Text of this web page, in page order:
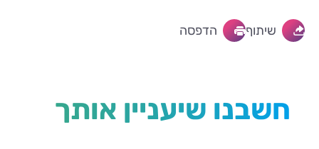
שיתוף הדפסה
חשבנו שיעניין אותך